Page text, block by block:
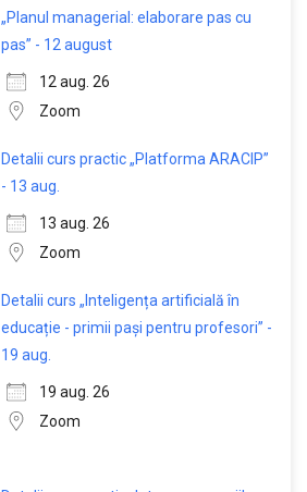
„Planul managerial: elaborare pas cu
pas” - 12 august
12 aug. 26
Zoom
Detalii curs practic „Platforma ARACIP”
- 13 aug.
13 aug. 26
Zoom
Detalii curs „Inteligența artificială în
educație - primii pași pentru profesori” -
19 aug.
19 aug. 26
Zoom